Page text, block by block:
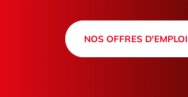
NOS OFFRES D'EMPLOI